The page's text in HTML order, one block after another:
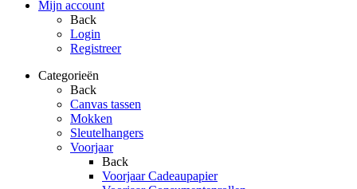
Mijn account
Back
Login
Registreer
Categorieën
Back
Canvas tassen
Mokken
Sleutelhangers
Voorjaar
Back
Voorjaar Cadeaupapier